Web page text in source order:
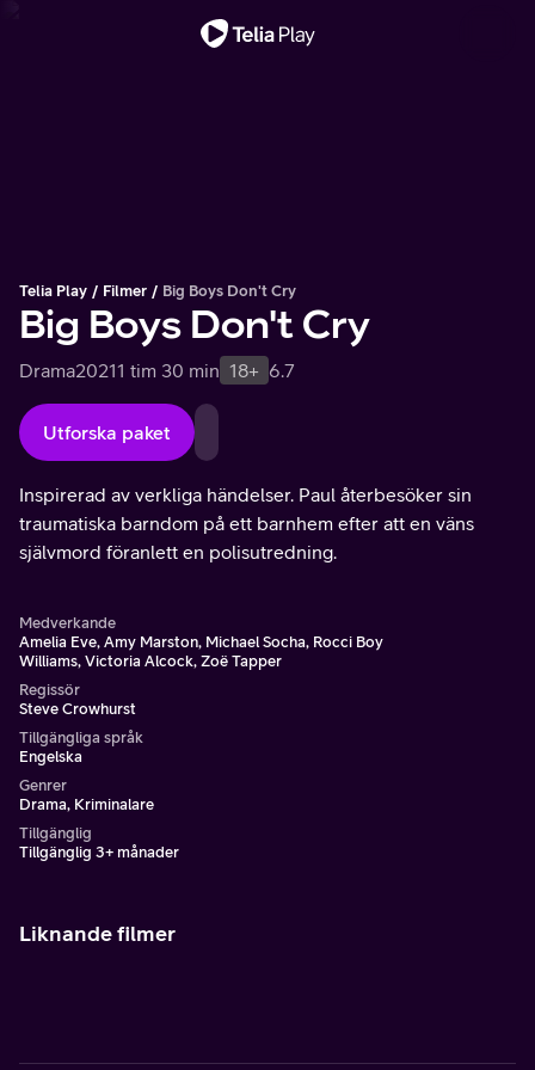
Telia Play Filmer Big Boys Don't Cry
Big Boys Don't Cry
Drama20211 tim 30 min 18+ 6.7
Utforska paket
Inspirerad av verkliga händelser. Paul återbesöker sin
traumatiska barndom på ett barnhem efter att en väns
självmord föranlett en polisutredning.
Medverkande
Amelia Eve, Amy Marston, Michael Socha, Rocci Boy
Williams, Victoria Alcock, Zoë Tapper
Regissör
Steve Crowhurst
Tillgängliga språk
Engelska
Genrer
Drama, Kriminalare
Tillgänglig
Tillgänglig 3+ månader
Liknande filmer